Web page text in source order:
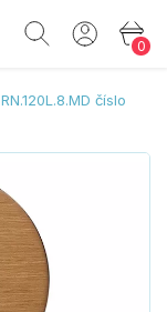
0
RN.120L.8.MD číslo